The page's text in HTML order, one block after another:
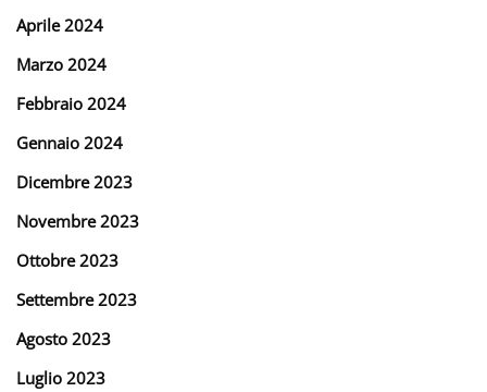
Aprile 2024
Marzo 2024
Febbraio 2024
Gennaio 2024
Dicembre 2023
Novembre 2023
Ottobre 2023
Settembre 2023
Agosto 2023
Luglio 2023